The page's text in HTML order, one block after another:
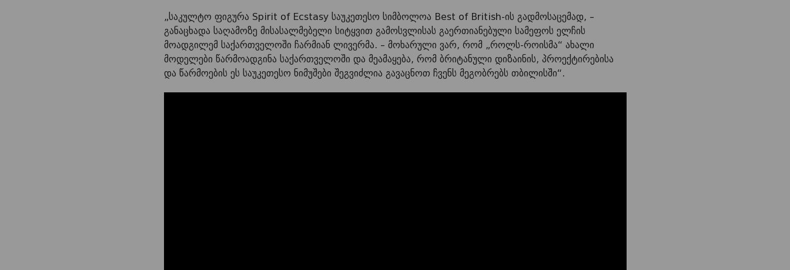
„საკულტო ფიგურა Spirit of Ecstasy საუკეთესო სიმბოლოა Best of British-ის გადმოსაცემად, –
განაცხადა საღამოზე მისასალმებელი სიტყვით გამოსვლისას გაერთიანებული სამეფოს ელჩის
მოადგილემ საქართველოში ჩარმიან ლივერმა. – მოხარული ვარ, რომ „როლს-როისმა“ ახალი
მოდელები წარმოადგინა საქართველოში და მეამაყება, რომ ბრიტანული დიზაინის, პროექტირებისა
და წარმოების ეს საუკეთესო ნიმუშები შეგვიძლია გავაცნოთ ჩვენს მეგობრებს თბილისში“.